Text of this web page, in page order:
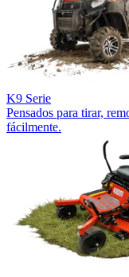
K9 Serie
Pensados para tirar,
fácilmente.